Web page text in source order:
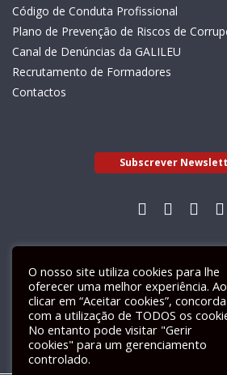
Código de Conduta Profissional
Plano de Prevenção de Riscos de
Canal de Denúncias da GALILEU
Recrutamento de Formadores
Contactos
Subscrever
Livro de Reclamações
GALILEU 2026 © Todos os
O nosso site utiliza cookies para lhe
oferecer uma melhor experiência. Ao
clicar em “Aceitar cookies”, concorda
com a utilização de TODOS os
No entanto pode visitar "Gerir
cookies" para um gerenciamento
controlado.